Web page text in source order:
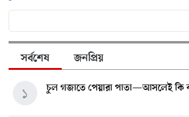
সর্বশেষ জনপ্রিয়
চুল গজাতে পেয়ারা পাতা—আসলেই কি
১